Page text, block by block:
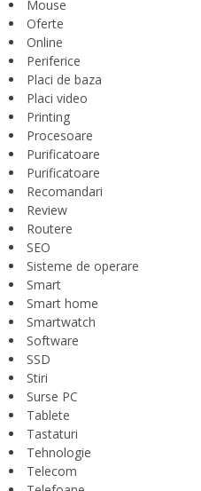
Mouse
Oferte
Online
Periferice
Placi de baza
Placi video
Printing
Procesoare
Purificatoare
Purificatoare
Recomandari
Review
Routere
SEO
Sisteme de operare
Smart
Smart home
Smartwatch
Software
SSD
Stiri
Surse PC
Tablete
Tastaturi
Tehnologie
Telecom